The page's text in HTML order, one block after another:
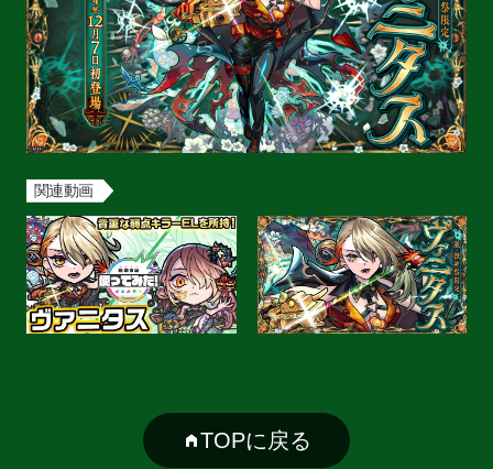
関連動画
TOPに戻る